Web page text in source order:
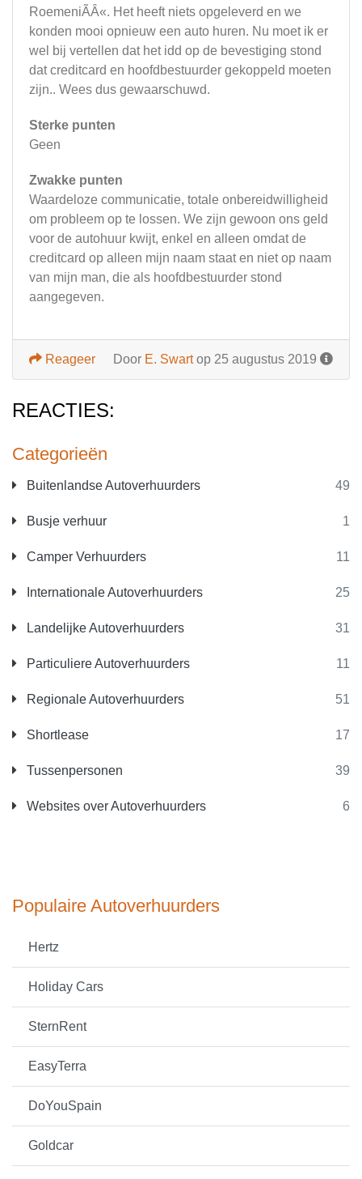
Categorieën
Buitenlandse Autoverhuurders 49
Busje verhuur 1
Camper Verhuurders 11
Internationale Autoverhuurders 25
Landelijke Autoverhuurders 31
Particuliere Autoverhuurders 11
Regionale Autoverhuurders 51
Shortlease 17
Tussenpersonen 39
Websites over Autoverhuurders 6
Populaire Autoverhuurders
Hertz
Holiday Cars
SternRent
EasyTerra
DoYouSpain
Goldcar
RoemeniÃÂ«. Het heeft niets opgeleverd en we
konden mooi opnieuw een auto huren. Nu moet ik er
wel bij vertellen dat het idd op de bevestiging stond
dat creditcard en hoofdbestuurder gekoppeld moeten
zijn.. Wees dus gewaarschuwd.
Sterke punten
Geen
Zwakke punten
Waardeloze communicatie, totale onbereidwilligheid
om probleem op te lossen. We zijn gewoon ons geld
voor de autohuur kwijt, enkel en alleen omdat de
creditcard op alleen mijn naam staat en niet op naam
van mijn man, die als hoofdbestuurder stond
aangegeven.
Door E. Swartop 25 augustus 2019
Reageer
REACTIES: